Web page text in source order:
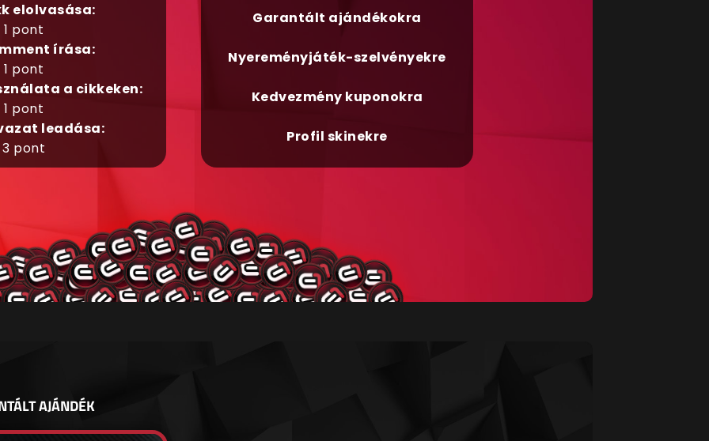
elolvasása:
1 pont
írása:
1 pont
a cikkeken:
1 pont
leadása:
3 pont
Garantált ajándékokra
Nyereményjáték-szelvényekre
Kedvezmény kuponokra
Profil skinekre
AJÁNDÉK